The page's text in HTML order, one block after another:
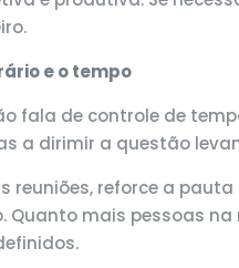
e o tempo
fala de controle de
a dirimir a questão
reuniões, reforce a
Quanto mais pessoas